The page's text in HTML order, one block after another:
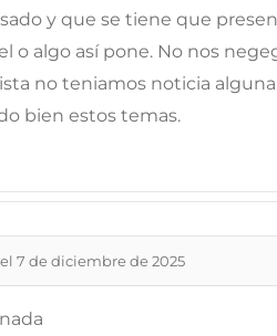
y que se tiene que
o algo así pone. No nos
no teniamos noticia
bien estos temas.
7 de diciembre de 2025